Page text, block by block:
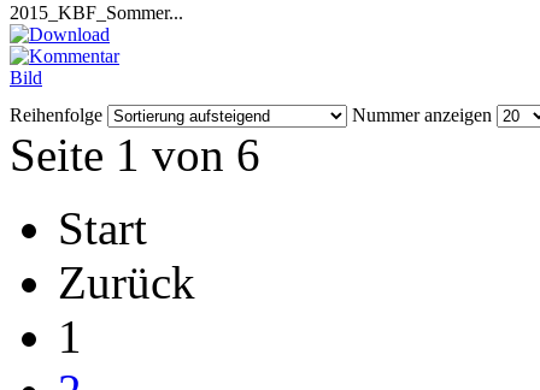
2015_KBF_Sommer...
Reihenfolge Nummer anzeigen
Seite 1 von 6
Start
Zurück
1